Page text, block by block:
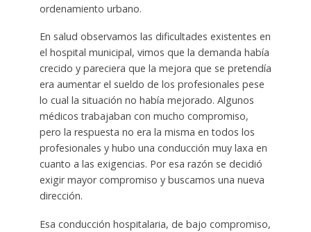
ordenamiento urbano.
En salud observamos las dificultades existentes en
el hospital municipal, vimos que la demanda había
crecido y pareciera que la mejora que se pretendía
era aumentar el sueldo de los profesionales pese
lo cual la situación no había mejorado. Algunos
médicos trabajaban con mucho compromiso,
pero la respuesta no era la misma en todos los
profesionales y hubo una conducción muy laxa en
cuanto a las exigencias. Por esa razón se decidió
exigir mayor compromiso y buscamos una nueva
dirección.
Esa conducción hospitalaria, de bajo compromiso,